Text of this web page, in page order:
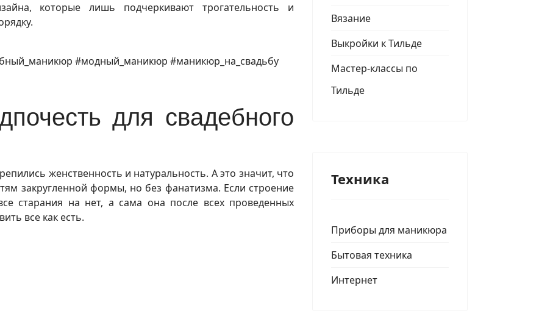
которые лишь подчеркивают трогательность и
#модный_маникюр #маникюр_на_свадьбу
для свадебного
женственность и натуральность. А это значит, что
закругленной формы, но без фанатизма. Если строение
старания на нет, а сама она после всех проведенных
все как есть.
Вязание
Выкройки к Тильде
Мастер-классы по
Тильде
Техника
Приборы для маникюра
Бытовая техника
Интернет